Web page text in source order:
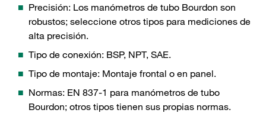
Precisión: Los manómetros de tubo Bourdon son
robustos; seleccione otros tipos para mediciones de
alta precisión.
Tipo de conexión: BSP, NPT, SAE.
Tipo de montaje: Montaje frontal o en panel.
Normas: EN 837-1 para manómetros de tubo
Bourdon; otros tipos tienen sus propias normas.